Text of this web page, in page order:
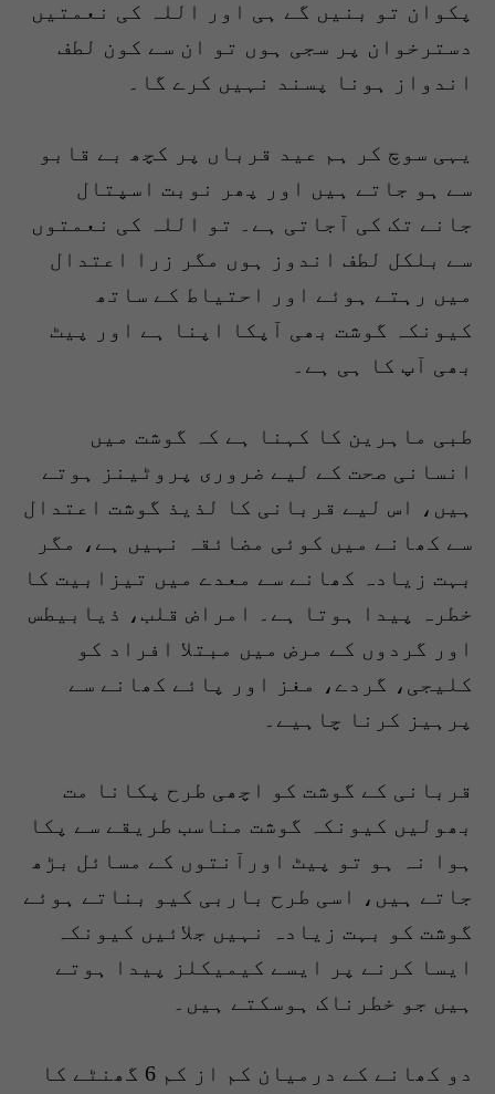
پکوان تو بنیں گے ہی اور اللہ کی نعمتیں
دسترخوان پر سجی ہوں تو ان سے کون لطف
اندواز ہونا پسند نہیں کرے گا۔
یہی سوچ کر ہم عید قرباں پر کچھ بے قابو
سے ہو جاتے ہیں اور پھر نوبت اسپتال
جانے تک کی آجاتی ہے۔ تو اللہ کی نعمتوں
سے بلکل لطف اندوز ہوں مگر زرا اعتدال
میں رہتے ہوئے اور احتیاط کے ساتھ
کیونکہ گوشت بھی آپکا اپنا ہے اور پیٹ
بھی آپ کا ہی ہے۔
طبی ماہرین کا کہنا ہے کہ گوشت میں
انسانی صحت کے لیے ضروری پروٹینز ہوتے
ہیں، اس لیے قربانی کا لذیذ گوشت اعتدال
سے کھانے میں کوئی مضائقہ نہیں ہے، مگر
بہت زیادہ کھانے سے معدے میں تیزابیت کا
خطرہ پیدا ہوتا ہے۔ امراض قلب، ذیابیطس
اور گردوں کے مرض میں مبتلا افراد کو
کلیجی، گردے، مغز اور پائے کھانے سے
پرہیز کرنا چاہیے۔
قربانی کے گوشت کو اچھی طرح پکانا مت
بھولیں کیونکہ گوشت مناسب طریقے سے پکا
ہوا نہ ہو تو پیٹ اورآنتوں کے مسائل بڑھ
جاتے ہیں، اسی طرح باربی کیو بناتے ہوئے
گوشت کو بہت زیادہ نہیں جلائیں کیونکہ
ایسا کرنے پر ایسے کیمیکلز پیدا ہوتے
ہیں جو خطرناک ہوسکتے ہیں۔
دو کھانے کے درمیان کم از کم 6 گھنٹے کا